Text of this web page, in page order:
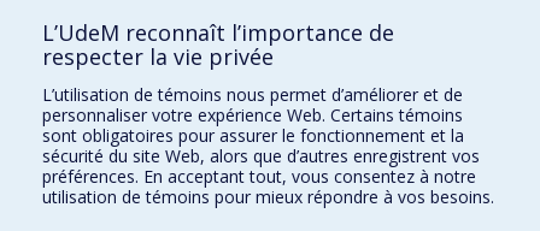
Téléchargez les logos de l'ESPUM
L’UdeM reconnaît l’importance de
respecter la vie privée
L’utilisation de témoins nous permet d’améliorer et de
personnaliser votre expérience Web. Certains témoins
sont obligatoires pour assurer le fonctionnement et la
sécurité du site Web, alors que d’autres enregistrent vos
préférences. En acceptant tout, vous consentez à notre
utilisation de témoins pour mieux répondre à vos besoins.